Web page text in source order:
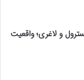
و لاغری؛ واقعیت